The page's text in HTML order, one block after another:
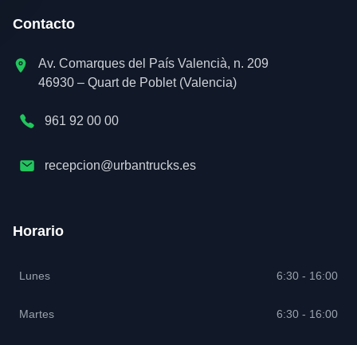
Contacto
Av. Comarques del País Valencià, n. 209
46930 – Quart de Poblet (Valencia)
961 92 00 00
recepcion@urbantrucks.es
Horario
Lunes 6:30 - 16:00
Martes 6:30 - 16:00